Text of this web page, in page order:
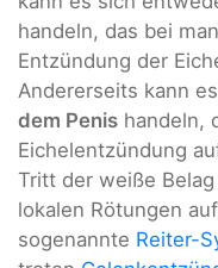
handeln, das bei
Entzündung der
Andererseits kann
dem Penis handeln,
Eichelentzündung
Tritt der weiße
lokalen Rötungen
sogenannte Reiter-